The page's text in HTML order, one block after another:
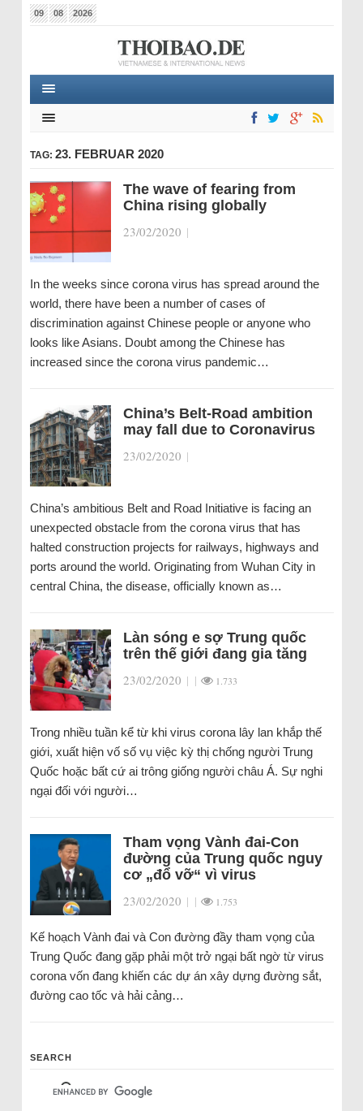
09 08 2026
TAG: 23. FEBRUAR 2020
The wave of fearing from
China rising globally
23/02/2020 |
In the weeks since corona virus has spread around the
world, there have been a number of cases of
discrimination against Chinese people or anyone who
looks like Asians. Doubt among the Chinese has
increased since the corona virus pandemic…
China’s Belt-Road ambition
may fall due to Coronavirus
23/02/2020 |
China’s ambitious Belt and Road Initiative is facing an
unexpected obstacle from the corona virus that has
halted construction projects for railways, highways and
ports around the world. Originating from Wuhan City in
central China, the disease, officially known as…
Làn sóng e sợ Trung quốc
trên thế giới đang gia tăng
23/02/2020 | | 1.733
Trong nhiều tuần kể từ khi virus corona lây lan khắp thế
giới, xuất hiện vố số vụ việc kỳ thị chống người Trung
Quốc hoặc bất cứ ai trông giống người châu Á. Sự nghi
ngại đối với người…
Tham vọng Vành đai-Con
đường của Trung quốc nguy
cơ „đổ vỡ“ vì virus
23/02/2020 | | 1.753
Kế hoạch Vành đai và Con đường đầy tham vọng của
Trung Quốc đang gặp phải một trở ngại bất ngờ từ virus
corona vốn đang khiến các dự án xây dựng đường sắt,
đường cao tốc và hải cảng…
SEARCH